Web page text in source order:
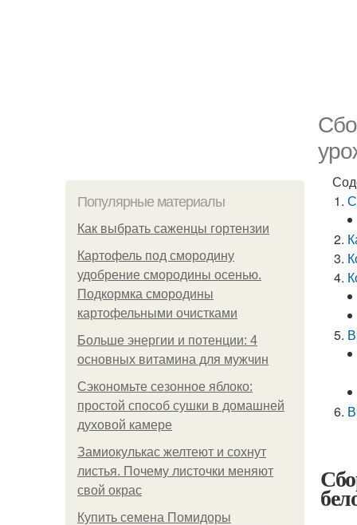
Популярные материалы
Как выбрать саженцы гортензии
Картофель под смородину
удобрение смородины осенью.
Подкормка смородины
картофельными очистками
Больше энергии и потенции: 4
основных витамина для мужчин
Сэкономьте сезонное яблоко:
простой способ сушки в домашней
духовой камере
Замиокулькас желтеют и сохнут
листья. Почему листочки меняют
свой окрас
Купить семена Помидоры